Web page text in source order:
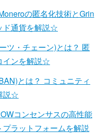
の匿名化技術とGrin
ド通貨を解説☆
ツ・チェーン)とは？ 匿
インを解説☆
とは？ コミュニティ
説☆
コンセンサスの高性能
ラットフォームを解説